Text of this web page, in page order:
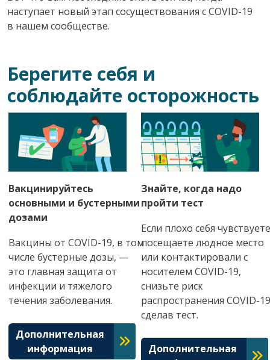
наступает новый этап сосуществования с COVID-19
в нашем сообществе.
Берегите себя и
соблюдайте осторожность
Вакцинируйтесь
основными и бустерными
дозами
Вакцины от COVID-19, в том
числе бустерные дозы, —
это главная защита от
инфекции и тяжелого
течения заболевания.
Дополнительная
информация
Знайте, когда надо
пройти тест
Если плохо себя
посещаете людное место
или контактировали с
носителем COVID-19,
снизьте риск
распространения COVID-
сделав тест.
Дополнительная